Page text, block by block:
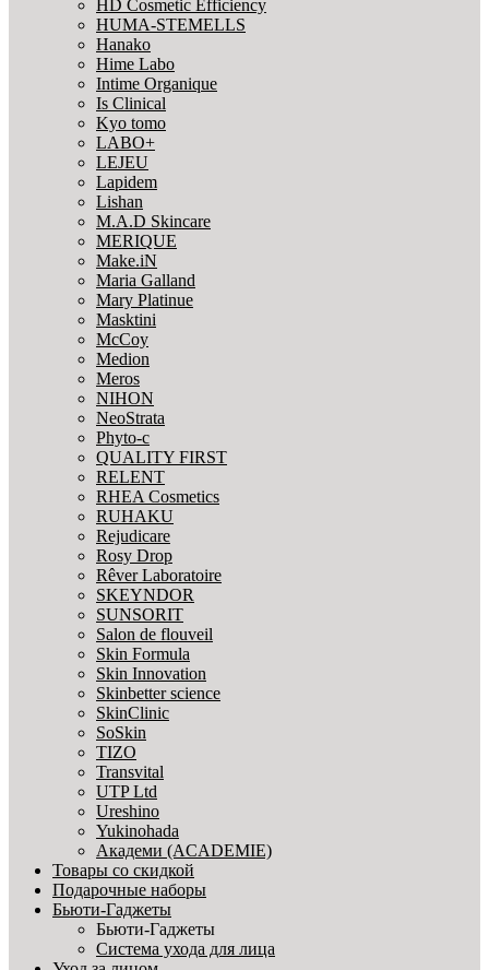
HD Cosmetic Efficiency
HUMA-STEMELLS
Hanako
Hime Labo
Intime Organique
Is Clinical
Kyo tomo
LABO+
LEJEU
Lapidem
Lishan
M.A.D Skincare
MERIQUE
Make.iN
Maria Galland
Mary Platinue
Masktini
McCoy
Medion
Meros
NIHON
NeoStrata
Phyto-c
QUALITY FIRST
RELENT
RHEA Cosmetics
RUHAKU
Rejudicare
Rosy Drop
Rêver Laboratoire
SKEYNDOR
SUNSORIT
Salon de flouveil
Skin Formula
Skin Innovation
Skinbetter science
SkinСlinic
SoSkin
TIZO
Transvital
UTP Ltd
Ureshino
Yukinohada
Академи (ACADEMIE)
Товары со скидкой
Подарочные наборы
Бьюти-Гаджеты
Бьюти-Гаджеты
Система ухода для лица